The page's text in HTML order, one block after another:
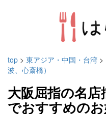
top > 東アジア・中国・台湾 >
波、心斎橋）
大阪屈指の名
でおすすめの